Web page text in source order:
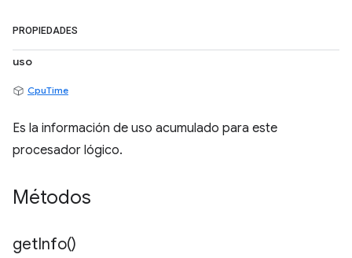
PROPIEDADES
uso
CpuTime
Es la información de uso acumulado para este
procesador lógico.
Métodos
getInfo()